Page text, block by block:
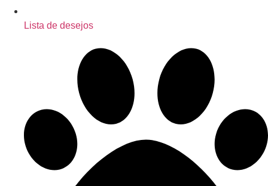
Lista de desejos